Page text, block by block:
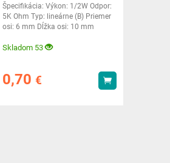
Špecifikácia: Výkon: 1/2W Odpor:
5K Ohm Typ: lineárne (B) Priemer
osi: 6 mm Dĺžka osi: 10 mm
Skladom 53
0,70 € Kúpiť